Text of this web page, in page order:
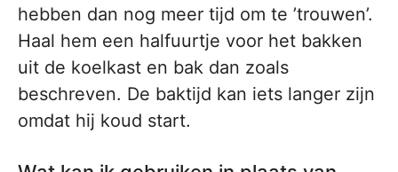
hebben dan nog meer tijd om te ’trouwen’.
Haal hem een halfuurtje voor het bakken
uit de koelkast en bak dan zoals
beschreven. De baktijd kan iets langer zijn
omdat hij koud start.